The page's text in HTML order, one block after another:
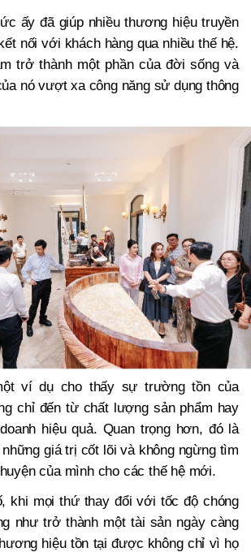
ấy đã giúp nhiều thương hiệu truyền
nối với khách hàng qua nhiều thế hệ.
trở thành một phần của đời sống và
nó vượt xa công năng sử dụng thông
ví dụ cho thấy sự trường tồn của
chỉ đến từ chất lượng sản phẩm hay
hiệu quả. Quan trọng hơn, đó là
giá trị cốt lõi và không ngừng tìm
của mình cho các thế hệ mới.
khi mọi thứ thay đổi với tốc độ chóng
như trở thành một tài sản ngày càng
hiệu tồn tại được không chỉ vì họ